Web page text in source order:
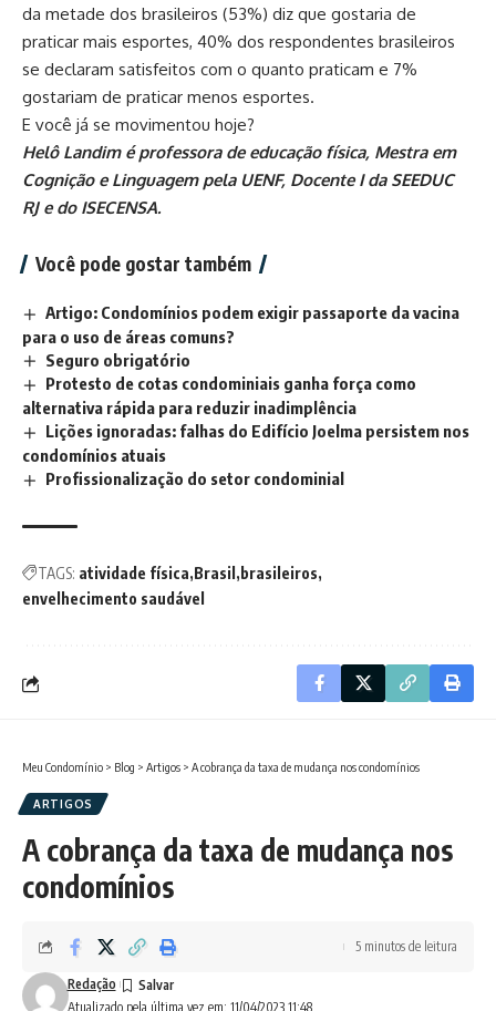
da metade dos brasileiros (53%) diz que gostaria de
praticar mais esportes, 40% dos respondentes brasileiros
se declaram satisfeitos com o quanto praticam e 7%
gostariam de praticar menos esportes.
E você já se movimentou hoje?
Helô Landim é professora de educação física, Mestra em
Cognição e Linguagem pela UENF, Docente I da SEEDUC
RJ e do ISECENSA.
Você pode gostar também
Artigo: Condomínios podem exigir passaporte da vacina
para o uso de áreas comuns?
Seguro obrigatório
Protesto de cotas condominiais ganha força como
alternativa rápida para reduzir inadimplência
Lições ignoradas: falhas do Edifício Joelma persistem nos
condomínios atuais
Profissionalização do setor condominial
TAGS: atividade física Brasil
brasileiros
envelhecimento saudável
Meu Condomínio > Blog > Artigos > A cobrança da taxa de mudança nos condomínios
ARTIGOS
A cobrança da taxa de mudança nos
condomínios
Atualizado pela última vez em: 11/04/2023 11:48
Redação
5 minutos de leitura